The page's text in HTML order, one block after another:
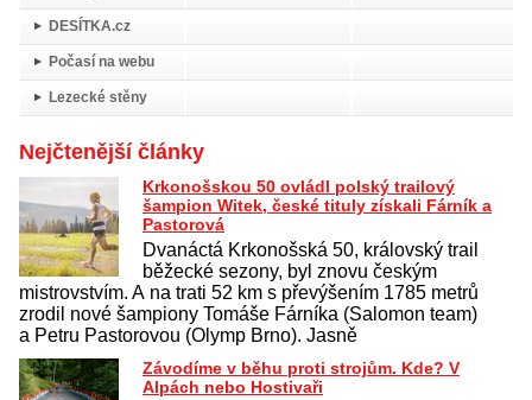
DESÍTKA.cz
Počasí na webu
Lezecké stěny
Nejčtenější články
Krkonošskou 50 ovládl polský trailový
šampion Witek, české tituly získali Fárník a
Pastorová
Dvanáctá Krkonošská 50, královský trail
běžecké sezony, byl znovu českým
mistrovstvím. A na trati 52 km s převýšením 1785 metrů
zrodil nové šampiony Tomáše Fárníka (Salomon team)
a Petru Pastorovou (Olymp Brno). Jasně
Závodíme v běhu proti strojům. Kde? V
Alpách nebo Hostivaři